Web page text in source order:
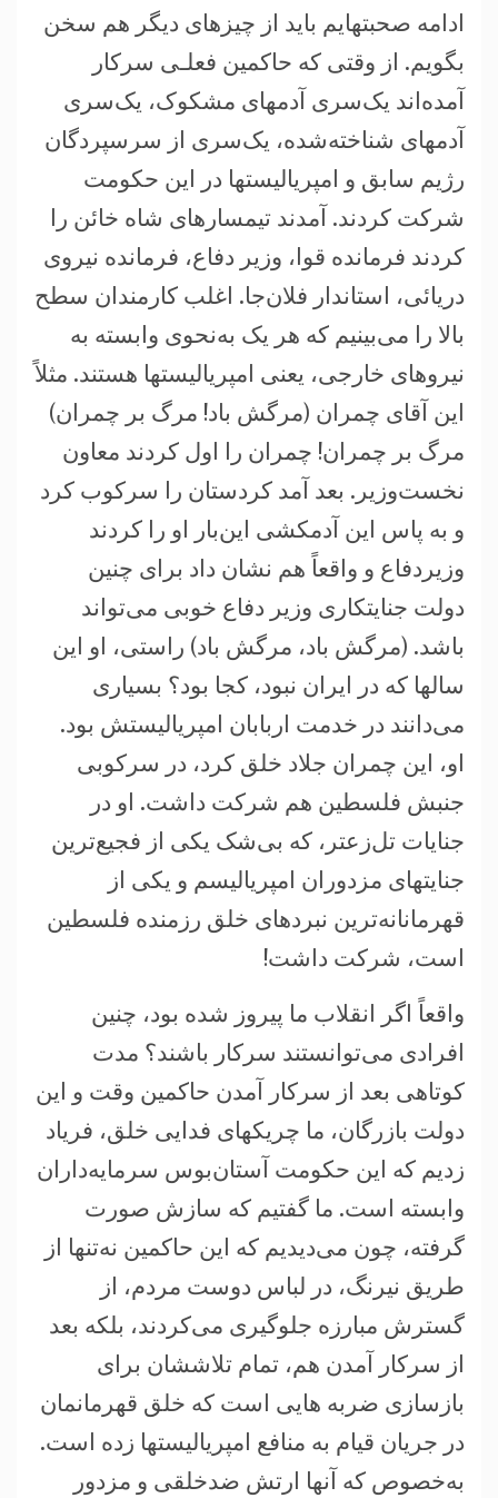
ادامه صحبتهايم بايد از چيزهای ديگر هم سخن
بگويم. از وقتی که حاکمين فعلـی سر‌کار
آمده‌اند يک‌سری آدمهای مشکوک، يک‌سری
آدمهای شناخته‌شده، يک‌سری از سرسپردگان
رژيم سابق و امپرياليستها در اين حکومت
شرکت کردند. آمدند تيمسارهای شاه خائن را
کردند فرمانده قوا، وزير دفاع، فرمانده نيروی
دريائی، استاندار فلان‌جا. اغلب کارمندان سطح
بالا را می‌بينيم که هر يک به‌نحوی وابسته به
نيروهای خارجی، يعنی امپرياليستها هستند. مثلاً
اين آقای چمران (مرگش باد! مرگ بر چمران)
مرگ بر چمران! چمران را اول کردند معاون
نخست‌وزير. بعد آمد کردستان را سرکوب کرد
و به پاس اين آدمکشی اين‌بار او را کردند
وزير‌دفاع و واقعاً هم نشان داد برای چنين
دولت جنايتکاری وزير دفاع خوبی می‌تواند
باشد. (مرگش باد، مرگش باد) راستی، او اين
سالها که در ايران نبود، کجا بود؟ بسياری
می‌دانند در خدمت اربابان امپرياليستش بود.
او، اين چمران جلاد خلق کرد، در سرکوبی
جنبش فلسطين هم شرکت داشت. او در
جنايات تل‌زعتر، که بی‌شک يکی از فجيع‌ترين
جنايتهای مزدوران امپرياليسم و يکی از
قهرمانانه‌ترين نبردهای خلق رزمنده فلسطين
است، شرکت داشت!
واقعاً اگر انقلاب ما پيروز شده بود، چنين
افرادی می‌توانستند سر‌کار باشند؟ مدت
کوتاهی بعد از سر‌کار آمدن حاکمين وقت و این
دولت بازرگان، ما چريکهای فدايی خلق، فرياد
زديم که اين حکومت آستان‌بوس سرمايه‌داران
وابسته است. ما گفتيم که سازش صورت
گرفته، چون می‌ديديم که اين حاکمين نه‌تنها از
طريق نيرنگ، در لباس دوست مردم، از
گسترش مبارزه جلوگيری می‌کردند، بلکه بعد
از سر‌کار آمدن هم، تمام تلاششان برای
بازسازی ضربه هايی است که خلق قهرمانمان
در جريان قيام به منافع امپرياليستها زده است.
به‌خصوص که آنها ارتش ضدخلقی و مزدور